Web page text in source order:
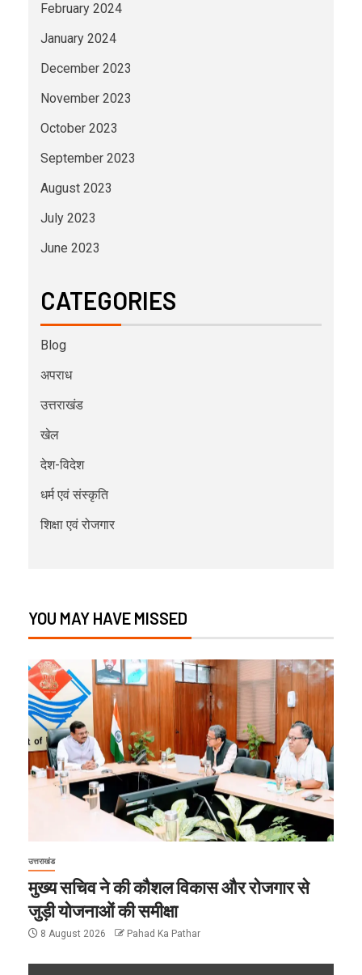
February 2024
January 2024
December 2023
November 2023
October 2023
September 2023
August 2023
July 2023
June 2023
CATEGORIES
Blog
अपराध
उत्तराखंड
खेल
देश-विदेश
धर्म एवं संस्कृति
शिक्षा एवं रोजगार
YOU MAY HAVE MISSED
उत्तराखंड
मुख्य सचिव ने की कौशल विकास और रोजगार से
जुड़ी योजनाओं की समीक्षा
8 August 2026 Pahad Ka Pathar